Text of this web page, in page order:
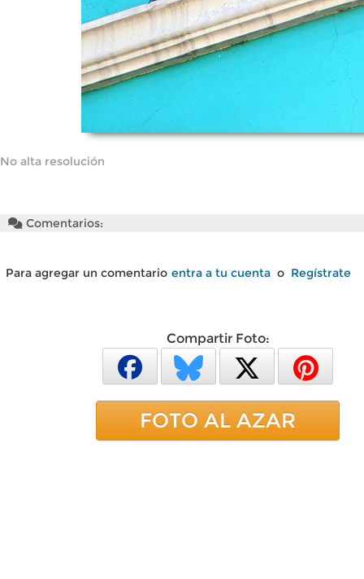
No alta resolución
Comentarios:
Para agregar un comentario entra a tu cuenta o Regístrate
Compartir Foto:
FOTO AL AZAR